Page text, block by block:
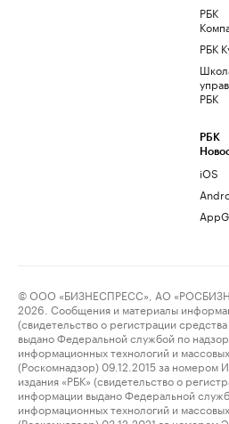
РБК
РБК
РБК
РБК
iOS
© ООО «БИЗНЕСПРЕСС», АО
2026. Сообщения и материалы
(свидетельство о регистрации
выдано Федеральной службой по
информационных технологий и
(Роскомнадзор) 09.12.2015 за
издания «РБК» (свидетельство о
информации выдано Федеральной
информационных технологий и